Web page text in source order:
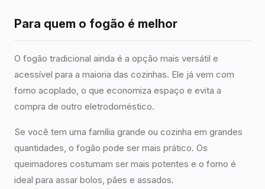
Para quem o fogão é melhor
O fogão tradicional ainda é a opção mais versátil e
acessível para a maioria das cozinhas. Ele já vem com
forno acoplado, o que economiza espaço e evita a
compra de outro eletrodoméstico.
Se você tem uma família grande ou cozinha em grandes
quantidades, o fogão pode ser mais prático. Os
queimadores costumam ser mais potentes e o forno é
ideal para assar bolos, pães e assados.